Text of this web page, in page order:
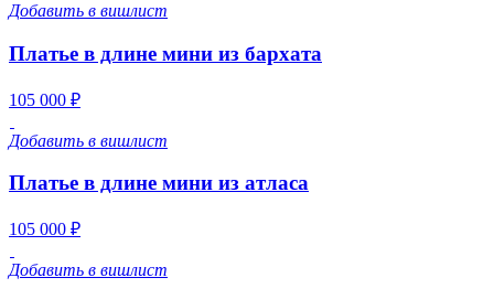
Добавить в вишлист
Платье в длине мини из бархата
105 000 ₽
Добавить в вишлист
Платье в длине мини из атласа
105 000 ₽
Добавить в вишлист